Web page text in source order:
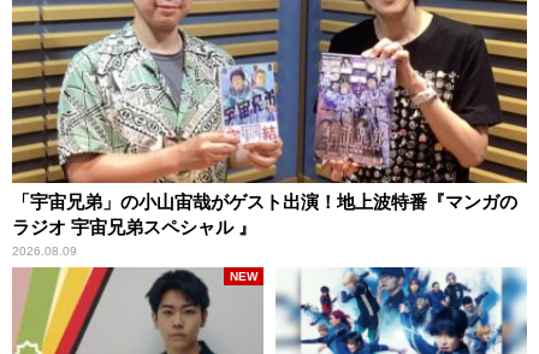
「宇宙兄弟」の小山宙哉がゲスト出演！地上波特番『マンガの
ラジオ 宇宙兄弟スペシャル 』
2026.08.09
NEW